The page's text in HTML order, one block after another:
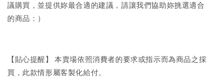
議購買，並提供妳最合適的建議，請讓我們協助妳挑選適合
的商品：）
【貼心提醒】 本賣場依照消費者的要求或指示而為商品之採
買，此款情形屬客製化給付。